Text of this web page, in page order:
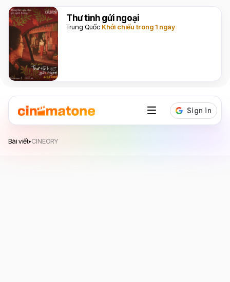
Thư tình gửi ngoại
Trung Quốc Khởi chiếu trong 1 ngày
Bài viết▸CINEORY